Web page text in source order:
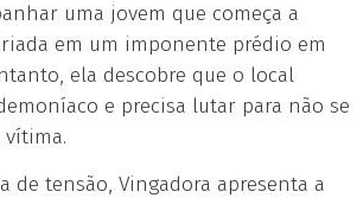
uma jovem que começa a
em um imponente prédio em
ela descobre que o local
e precisa lutar para não se
de tensão, Vingadora apresenta a